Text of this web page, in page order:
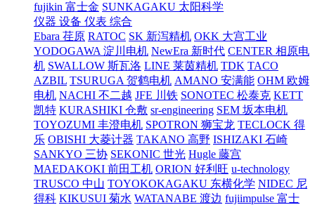
fujikin 富士金 SUNKAGAKU 太阳科学
仪器 设备 仪表 综合
Ebara 荏原 RATOC SK 新泻精机 OKK 大宫工业
YODOGAWA 淀川电机 NewEra 新时代 CENTER 相原电
机 SWALLOW 斯瓦洛 LINE 莱茵精机 TDK TACO
AZBIL TSURUGA 贺鹤电机 AMANO 安满能 OHM 欧姆
电机 NACHI 不二越 JFE 川铁 SONOTEC 松泰克 KETT
凯特 KURASHIKI 仓敷 sr-engineering SEM 坂本电机
TOYOZUMI 丰澄电机 SPOTRON 狮宝龙 TECLOCK 得
乐 OBISHI 大菱计器 TAKANO 高野 ISHIZAKI 石崎
SANKYO 三协 SEKONIC 世光 Hugle 藤宫
MAEDAKOKI 前田工机 ORION 好利旺 u-technology
TRUSCO 中山 TOYOKOKAGAKU 东横化学 NIDEC 尼
得科 KIKUSUI 菊水 WATANABE 渡边 fujiimpulse 富士